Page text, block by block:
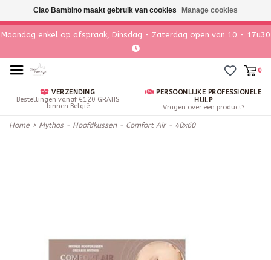
Maandag enkel op afspraak, Dinsdag - Zaterdag open van 10 - 17u30
0
VERZENDING
Bestellingen vanaf €120 GRATIS
binnen België
PERSOONLIJKE PROFESSIONELE
HULP
Vragen over een product?
Home > Mythos - Hoofdkussen - Comfort Air - 40x60
Ciao Bambino maakt gebruik van cookies Manage cookies